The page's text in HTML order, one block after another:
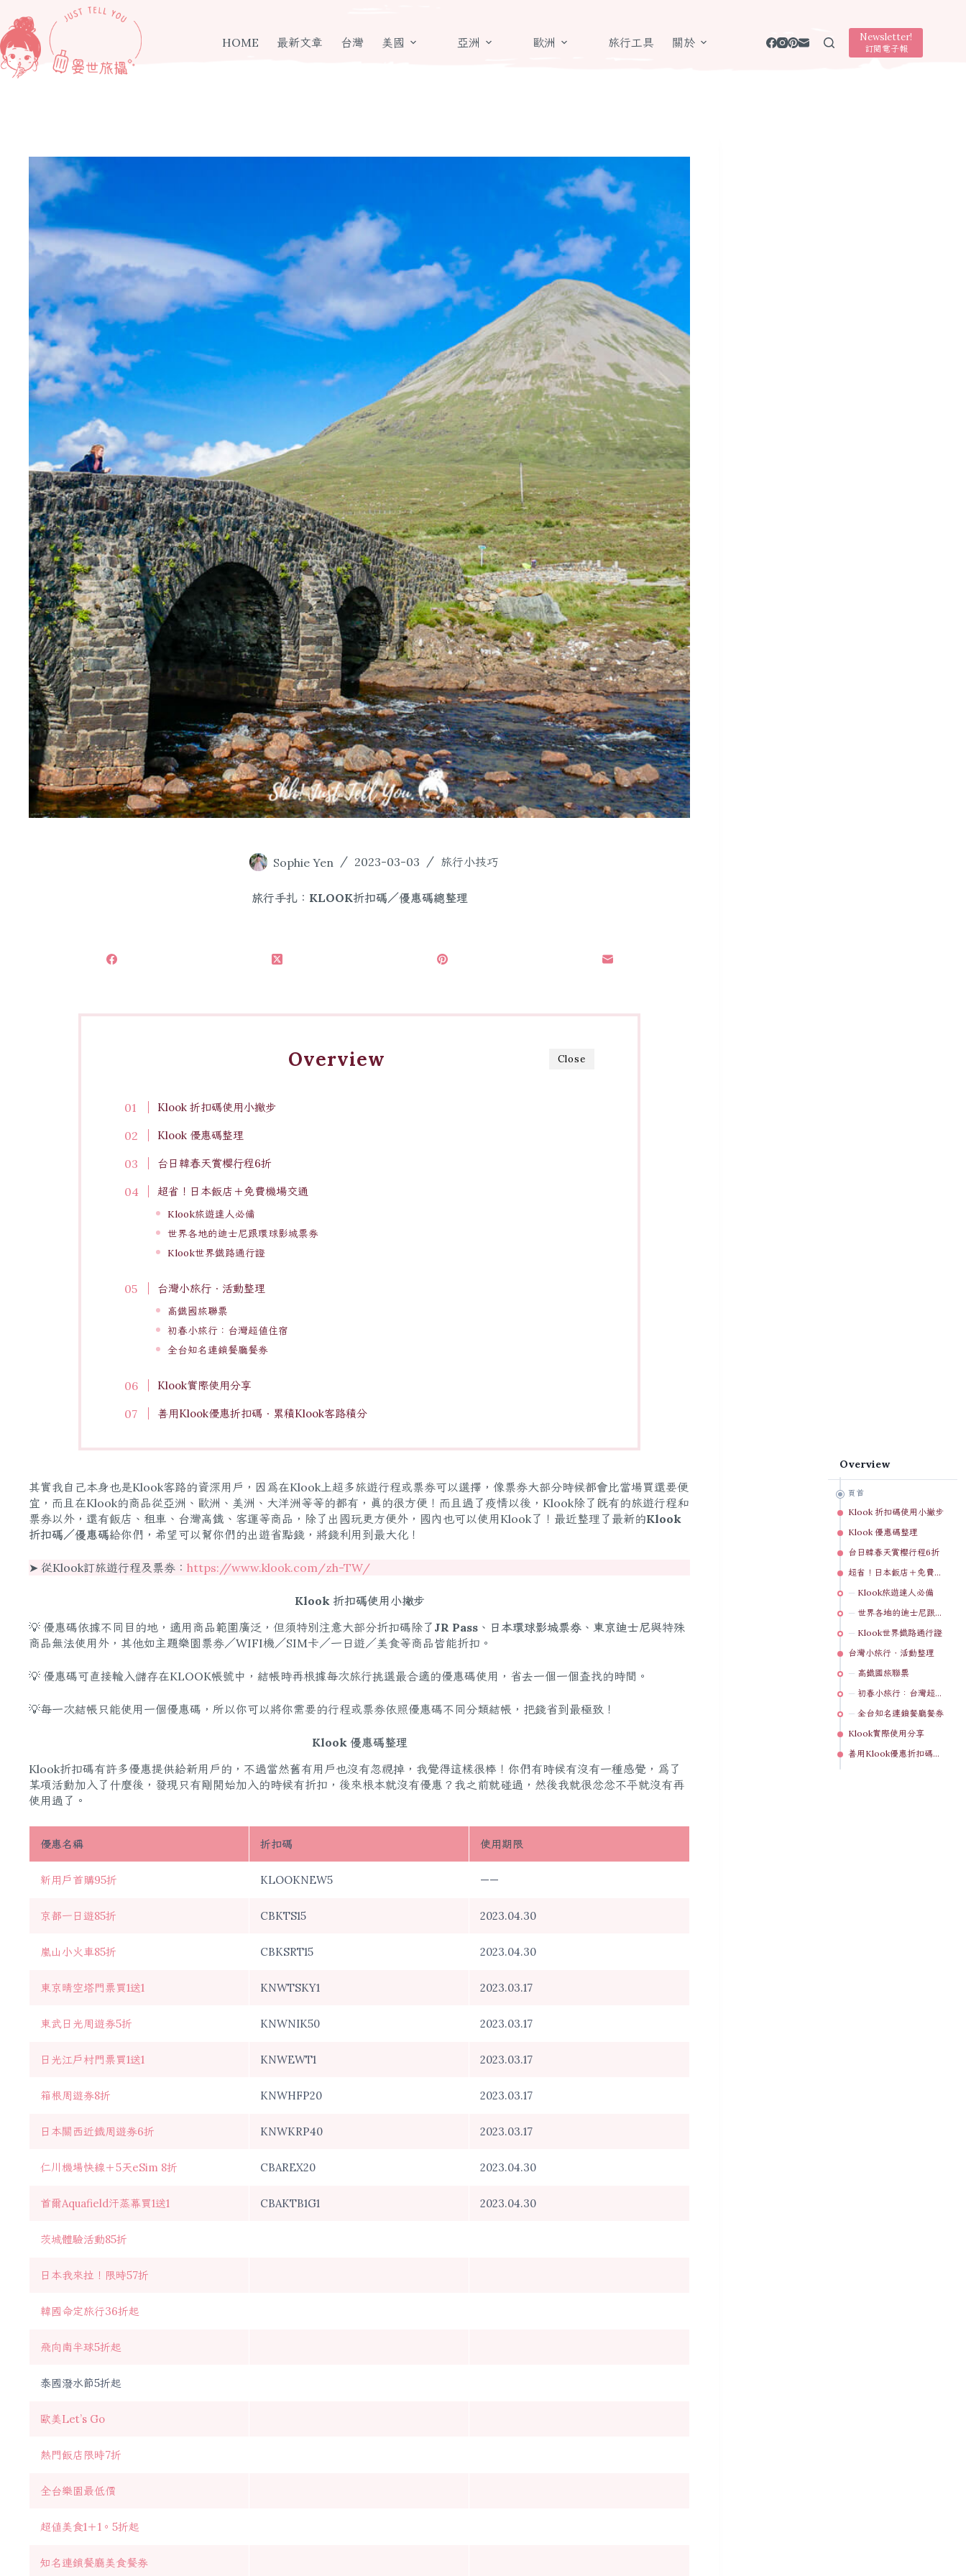
至
主
要
內
HOME 最新文章 台灣 美國 亞洲 歐洲 旅行工具 關於 Newsletter!
訂閱電子報
Sophie Yen 2023-03-03 旅行小技巧
旅行手扎：KLOOK折扣碼／優惠碼總整理
Close
Overview
Klook 折扣碼使用小撇步
Klook 優惠碼整理
台日韓春天賞櫻行程6折
超省！日本飯店＋免費機場交通
Klook旅遊達人必備
世界各地的迪士尼跟環球影城票券
Klook世界鐵路通行證
台灣小旅行．活動整理
高鐵國旅聯票
初春小旅行：台灣超值住宿
全台知名連鎖餐廳餐券
Klook實際使用分享
善用Klook優惠折扣碼．累積Klook客路積分
其實我自己本身也是Klook客路的資深用戶，因為在Klook上超多旅遊行程或票券可以選擇，像票券大部分時候都會比當場買還要便
宜，而且在Klook的商品從亞洲、歐洲、美洲、大洋洲等等的都有，真的很方便！而且過了疫情以後，Klook除了既有的旅遊行程和
票券以外，還有飯店、租車、台灣高鐵、客運等商品，除了出國玩更方便外，國內也可以使用Klook了！最近整理了最新的Klook
折扣碼／優惠碼給你們，希望可以幫你們的出遊省點錢，將錢利用到最大化！
➤ 從Klook訂旅遊行程及票券： https://www.klook.com/zh-TW/
Klook 折扣碼使用小撇步
💡 優惠碼依據不同目的地，適用商品範圍廣泛，但須特別注意大部分折扣碼除了 JR Pass 、 日本環球影城票券 、 東京迪士尼與特殊
商品無法使用外，其他如主題樂園票券／WIFI機／SIM卡／一日遊／美食等商品皆能折扣。
💡 優惠碼可直接輸入儲存在KLOOK帳號中，結帳時再根據每次旅行挑選最合適的優惠碼使用，省去一個一個查找的時間。
💡每一次結帳只能使用一個優惠碼，所以你可以將你需要的行程或票券依照優惠碼不同分類結帳，把錢省到最極致！
Klook 優惠碼整理
Klook折扣碼有許多優惠提供給新用戶的，不過當然舊有用戶也沒有忽視掉，我覺得這樣很棒！你們有時候有沒有一種感覺，為了
某項活動加入了什麼後，發現只有剛開始加入的時候有折扣，後來根本就沒有優惠？我之前就碰過，然後我就很忿忿不平就沒有再
使用過了。
優惠名稱 折扣碼 使用期限
新用戶首購95折 KLOOKNEW5 ——
京都一日遊85折 CBKTS15 2023.04.30
嵐山小火車85折 CBKSRT15 2023.04.30
東京晴空塔門票買1送1 KNWTSKY1 2023.03.17
東武日光周遊券5折 KNWNIK50 2023.03.17
日光江戶村門票買1送1 KNWEWT1 2023.03.17
箱根周遊券8折 KNWHFP20 2023.03.17
日本關西近鐵周遊券6折 KNWKRP40 2023.03.17
仁川機場快線＋5天eSim 8折 CBAREX20 2023.04.30
首爾Aquafield汗蒸幕買1送1 CBAKTB1G1 2023.04.30
茨城體驗活動85折
日本我來拉！限時57折
韓國命定旅行36折起
飛向南半球5折起
泰國潑水節5折起
歐美Let’s Go
熱門飯店限時7折
全台樂園最低價
超值美食1＋1。5折起
知名連鎖餐廳美食餐券
Overview
頁首
Klook 折扣碼使用小撇步
Klook 優惠碼整理
台日韓春天賞櫻行程6折
超省！日本飯店＋免費機場交通
Klook旅遊達人必備
世界各地的迪士尼跟環球影城票券
Klook世界鐵路通行證
台灣小旅行．活動整理
高鐵國旅聯票
初春小旅行：台灣超值住宿
全台知名連鎖餐廳餐券
Klook實際使用分享
善用Klook優惠折扣碼．累積Klook客路積分